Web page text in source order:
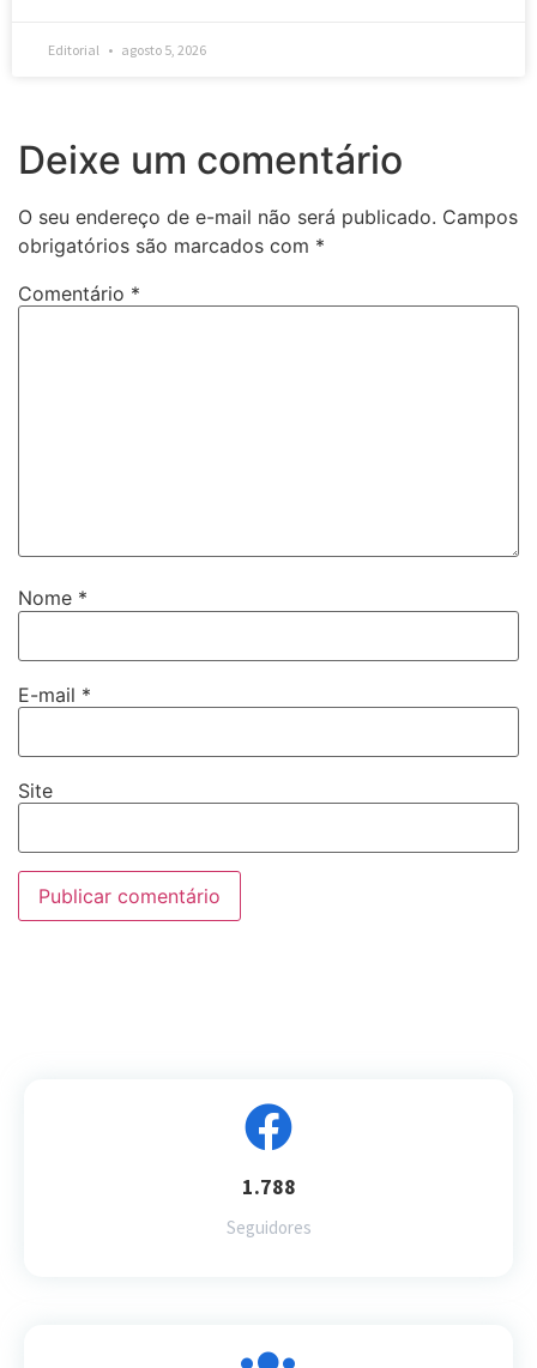
Editorial agosto 5, 2026
Deixe um comentário
O seu endereço de e-mail não será publicado. Campos
obrigatórios são marcados com *
Comentário *
Nome *
E-mail *
Site
1.788
Seguidores